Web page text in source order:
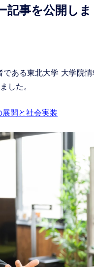
記事を公開しま
ある東北大学 大学院
した。
開と社会実装